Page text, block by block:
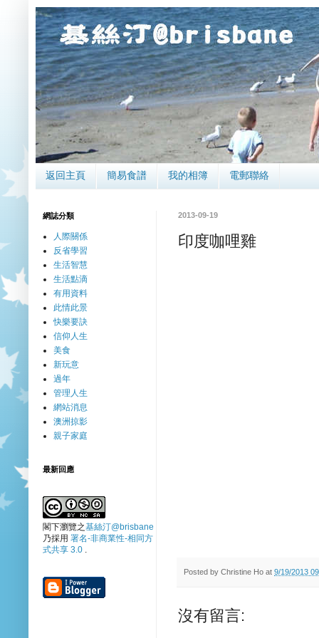
返回主頁 簡易食譜 我的相簿 電郵聯絡
2013-09-19
印度咖哩雞
Posted by Christine Ho at 9/19/2013
沒有留言:
網誌分類
人際關係
反省學習
生活智慧
生活點滴
有用資料
此情此景
快樂要訣
信仰人生
美食
新玩意
過年
管理人生
網站消息
澳洲掠影
親子家庭
最新回應
閣下瀏覽之基絲汀@brisbane
乃採用 署名-非商業性-相同方
式共享 3.0